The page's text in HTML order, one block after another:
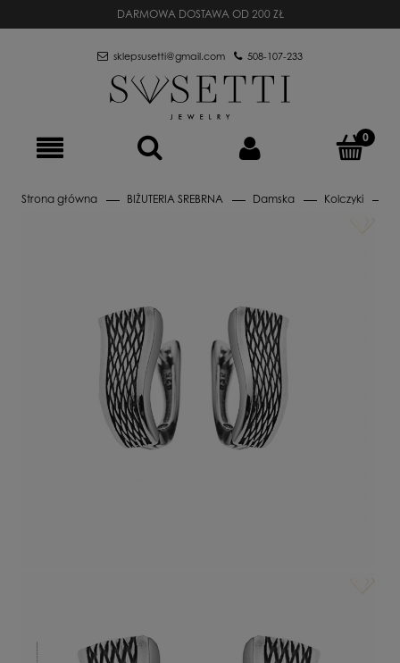
DARMOWA DOSTAWA OD 200 ZŁ
sklepsusetti@gmail.com 508-107-233
Strona główna BIŻUTERIA SREBRNA Damska Kolczyki